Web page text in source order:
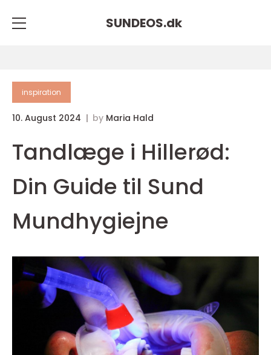
SUNDEOS.dk
inspiration
10. August 2024 by Maria Hald
Tandlæge i Hillerød:
Din Guide til Sund
Mundhygiejne